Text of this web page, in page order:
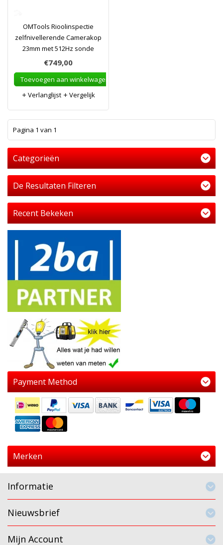
OMTools Rioolinspectie
zelfnivellerende Camerakop
23mm met 512Hz sonde
€749,00
Toevoegen aan winkelwagen
Verlanglijst
Vergelijk
Pagina 1 van 1
Categorieën
De Resultaten Filteren
Recent Bekeken
Payment Method
Merken
Informatie
Nieuwsbrief
Mijn Account